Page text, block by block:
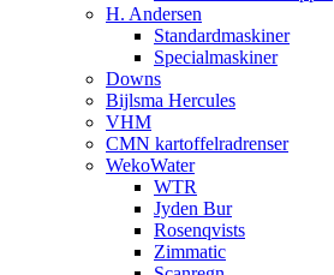
H. Andersen
Standardmaskiner
Specialmaskiner
Downs
Bijlsma Hercules
VHM
CMN kartoffelradrenser
WekoWater
WTR
Jyden Bur
Rosenqvists
Zimmatic